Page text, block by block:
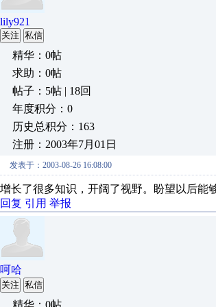
lily921
关注 私信
精华：0帖
求助：0帖
帖子：5帖 | 18回
年度积分：0
历史总积分：163
注册：2003年7月01日
发表于：2003-08-26 16:08:00
增长了很多知识，开阔了视野。盼望以后能
回复 引用 举报
呵哈
关注 私信
精华：0帖